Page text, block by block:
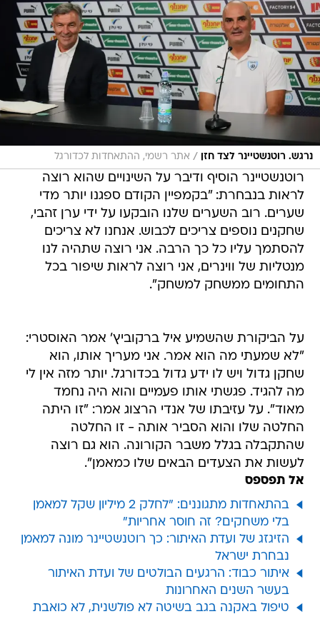
נרגש. רוטנשטיינר לצד חזן / אתר רשמי, ההתאחדות לכדורגל
רוטנשטיינר הוסיף ודיבר על השינויים שהוא רוצה
לראות בנבחרת: "בקמפיין הקודם ספגנו יותר מדי
שערים. רוב השערים שלנו הובקעו על ידי ערן זהבי,
שחקנים נוספים צריכים לכבוש. אנחנו לא צריכים
להסתמך עליו כל כך הרבה. אני רוצה שתהיה לנו
מנטליות של ווינרים, אני רוצה לראות שיפור בכל
התחומים ממשחק למשחק".
על הביקורת שהשמיע איל ברקוביץ' אמר האוסטרי:
"לא שמעתי מה הוא אמר. אני מעריך אותו, הוא
שחקן גדול ויש לו ידע גדול בכדורגל. יותר מזה אין לי
מה להגיד. פגשתי אותו פעמיים והוא היה נחמד
מאוד". על עזיבתו של אנדי הרצוג אמר: "זו היתה
החלטה שלו והוא הסביר אותה - זו החלטה
שהתקבלה בגלל משבר הקורונה. הוא גם רוצה
לעשות את הצעדים הבאים שלו כמאמן".
אל תפספס
בהתאחדות מתגוננים: "לחלק 2 מיליון שקל למאמן
בלי משחקים? זה חוסר אחריות"
הזיגזג של ועדת האיתור: כך רוטנשטיינר מונה למאמן
נבחרת ישראל
איתור כבוד: הרגעים הבולטים של ועדת האיתור
בעשר השנים האחרונות
טיפול באקנה בגב בשיטה לא פולשנית, לא כואבת